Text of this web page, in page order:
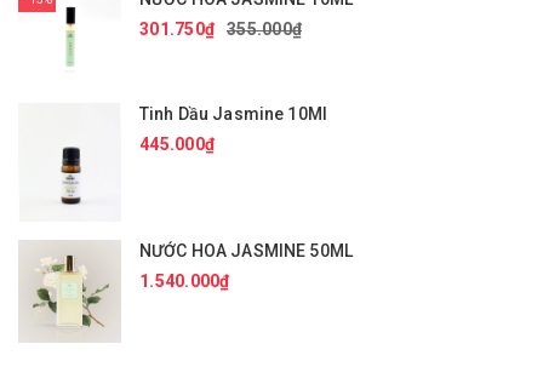
301.750₫
355.000₫
Tinh Dầu Jasmine 10Ml
445.000₫
NƯỚC HOA JASMINE 50ML
1.540.000₫